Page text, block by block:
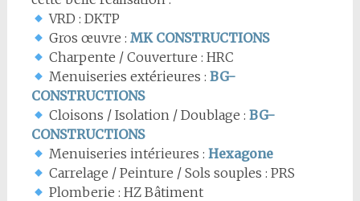
VRD : DKTP
Gros œuvre :MK CONSTRUCTIONS
Charpente / Couverture : HRC
Menuiseries extérieures :BG-
CONSTRUCTIONS
Cloisons / Isolation / Doublage :BG-
CONSTRUCTIONS
Menuiseries intérieures :Hexagone
Carrelage / Peinture / Sols souples : PRS
Plomberie : HZ Bâtiment